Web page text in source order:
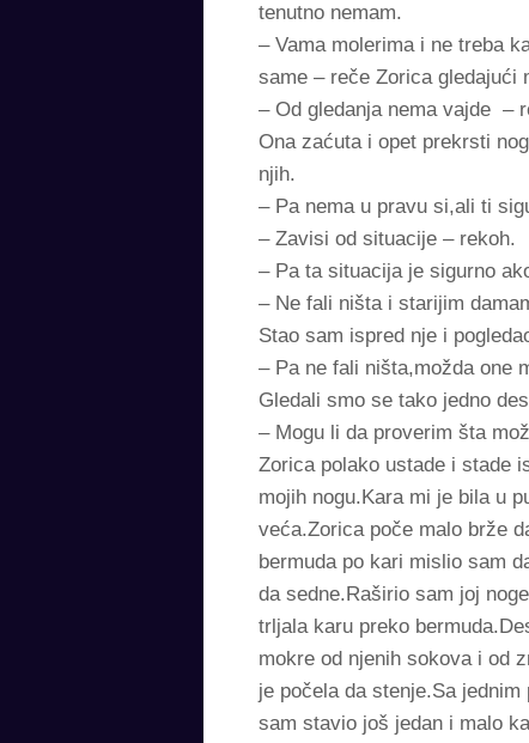
tenutno nemam.
– Vama molerima i ne treba
same – reče Zorica
– Od gledanja nema vajde –
Ona zaćuta i opet prekrsti
njih.
– Pa nema u pravu si,ali ti
– Zavisi od situacije – rekoh.
– Pa ta situacija je sigurno
– Ne fali ništa i starijim
Stao sam ispred nje i
– Pa ne fali ništa,možda one
Gledali smo se tako jedno
– Mogu li da proverim šta
Zorica polako ustade i stade
mojih nogu.Kara mi je bila u
veća.Zorica poče malo brže
bermuda po kari mislio sam
da sedne.Raširio sam joj
trljala karu preko
mokre od njenih sokova i od
je počela da stenje.Sa
sam stavio još jedan i malo